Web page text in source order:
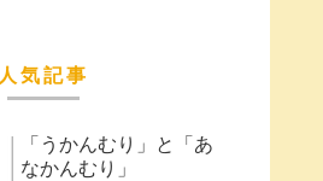
人気記事
「うかんむり」と「あ
なかんむり」